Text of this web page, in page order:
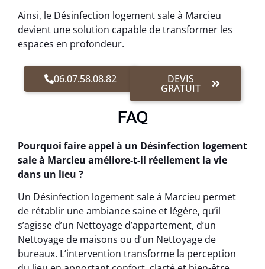
Ainsi, le Désinfection logement sale à Marcieu
devient une solution capable de transformer les
espaces en profondeur.
06.07.58.08.82 DEVIS
GRATUIT
FAQ
Pourquoi faire appel à un Désinfection logement
sale à Marcieu améliore-t-il réellement la vie
dans un lieu ?
Un Désinfection logement sale à Marcieu permet
de rétablir une ambiance saine et légère, qu’il
s’agisse d’un Nettoyage d’appartement, d’un
Nettoyage de maisons ou d’un Nettoyage de
bureaux. L’intervention transforme la perception